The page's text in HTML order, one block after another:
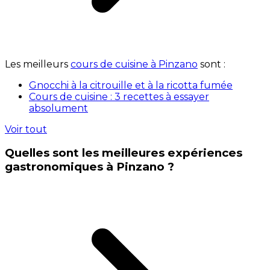
Les meilleurs cours de cuisine à Pinzano sont :
Gnocchi à la citrouille et à la ricotta fumée
Cours de cuisine : 3 recettes à essayer
absolument
Voir tout
Quelles sont les meilleures expériences
gastronomiques à Pinzano ?